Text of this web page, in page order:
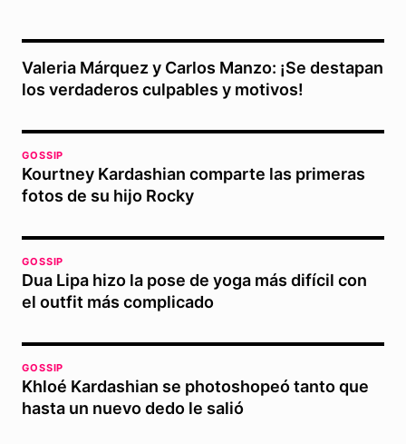
Valeria Márquez y Carlos Manzo: ¡Se destapan
los verdaderos culpables y motivos!
GOSSIP
Kourtney Kardashian comparte las primeras
fotos de su hijo Rocky
GOSSIP
Dua Lipa hizo la pose de yoga más difícil con
el outfit más complicado
GOSSIP
Khloé Kardashian se photoshopeó tanto que
hasta un nuevo dedo le salió